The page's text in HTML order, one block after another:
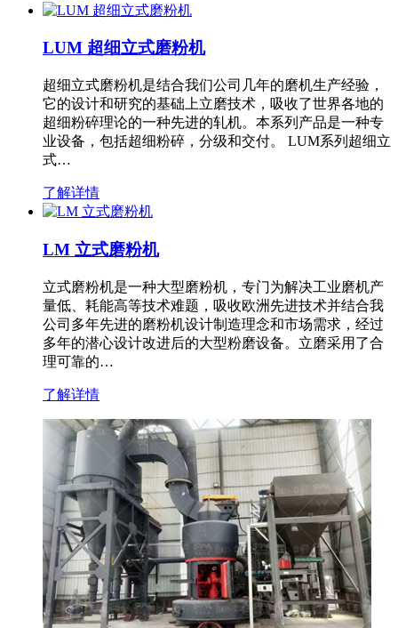
LUM 超细立式磨粉机
超细立式磨粉机是结合我们公司几年的磨机生产经验，
它的设计和研究的基础上立磨技术，吸收了世界各地的
超细粉碎理论的一种先进的轧机。本系列产品是一种专
业设备，包括超细粉碎，分级和交付。 LUM系列超细立
式…
了解详情
LM 立式磨粉机
立式磨粉机是一种大型磨粉机，专门为解决工业磨机产
量低、耗能高等技术难题，吸收欧洲先进技术并结合我
公司多年先进的磨粉机设计制造理念和市场需求，经过
多年的潜心设计改进后的大型粉磨设备。立磨采用了合
理可靠的…
了解详情